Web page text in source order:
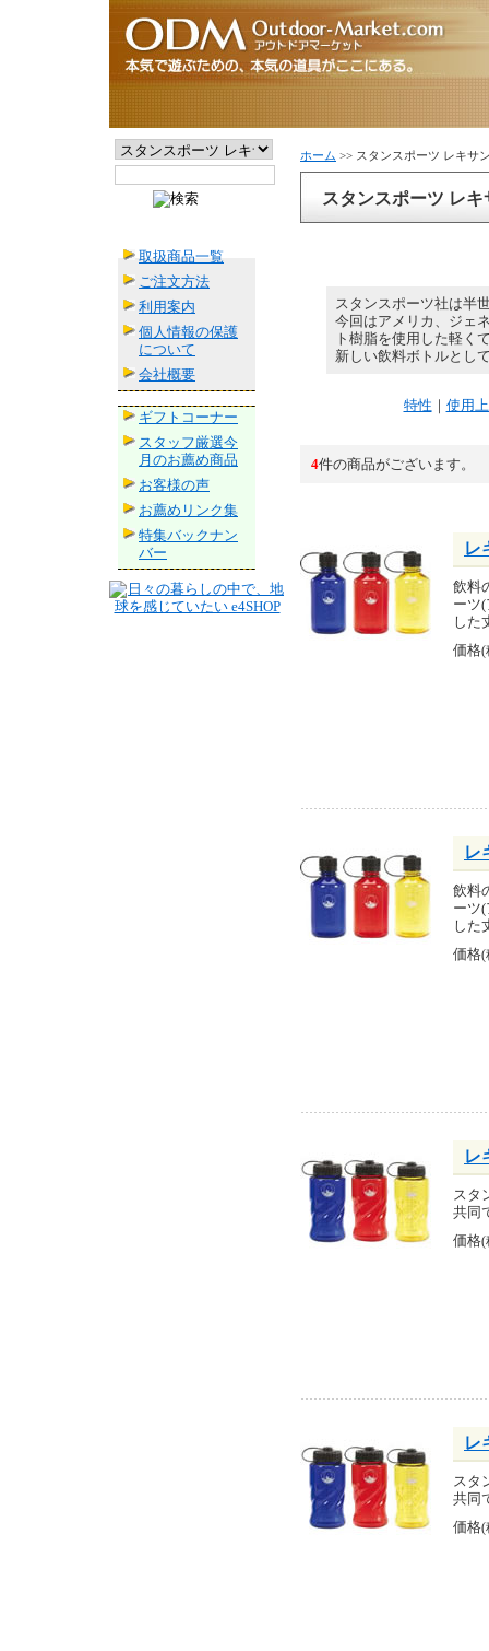
取扱商品一覧
ご注文方法
利用案内
個人情報の保護
について
会社概要
ギフトコーナー
スタッフ厳選今
月のお薦め商品
お客様の声
お薦めリンク集
特集バックナン
バー
ホーム >> スタンスポーツ レキサ
スタンスポーツ レ
スタンスポーツ社は半
今回はアメリカ、ジェ
ト樹脂を使用した軽く
新しい飲料ボトルとし
特性 ｜ 使用
4件の商品がございます。
レ
飲料
ーツ
した
価格(
レ
飲料
ーツ
した
価格(
レ
スタ
共同
価格(
レ
スタ
共同
価格(